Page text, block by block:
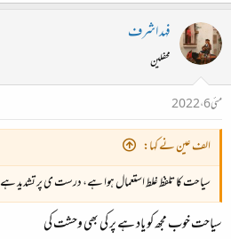
فہد اشرف
محفلین
مئی 6، 2022
الف عین نے کہا:
سیاحت کا تلفظ غلط استعمال ہوا ہے، درست ی پر تشدید ہے
سیاحت خوب مجھ کو یاد ہے پر کی بھی وحشت کی